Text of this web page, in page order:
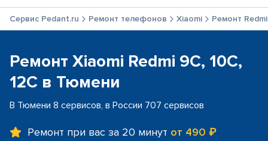
Сервис Pedant.ru Ремонт телефонов Xiaomi Ремонт
Ремонт Xiaomi Redmi 9C, 10C,
12C в Тюмени
В Тюмени 8 сервисов, в России 707 сервисов
Ремонт при вас за 20 минут от 490 ₽